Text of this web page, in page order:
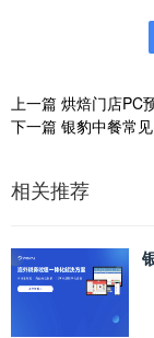
上一篇 烘焙门店PC
下一篇 银豹中餐常
相关推荐